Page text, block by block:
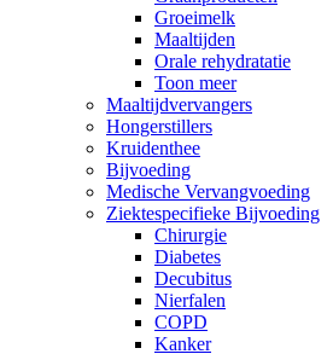
Groeimelk
Maaltijden
Orale rehydratatie
Toon meer
Maaltijdvervangers
Hongerstillers
Kruidenthee
Bijvoeding
Medische Vervangvoeding
Ziektespecifieke Bijvoeding
Chirurgie
Diabetes
Decubitus
Nierfalen
COPD
Kanker